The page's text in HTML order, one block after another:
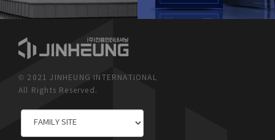
© 2021 JINHEUNG INTERNATIONAL
All Rights Reserved.